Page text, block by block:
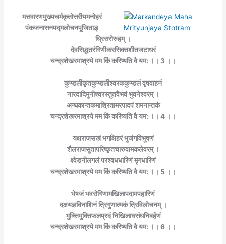
मत्तवारणमुख्यचर्मकृतोत्तरीयमनोहरं
पंकजनासनपद्मलोचनपूजिताड़्
घ्रिसरोरुहम् ।
देवसिद्धतरंगिणीकरसिक्तशीतजटाधरं
चन्द्रशेखरमाश्रये मम किं करिष्यति वै यम: ।। 3 ।।
कुण्डलीकृतकुण्डलीश्वरककुण्डलं वृषवाहनं
नारदादिमुनीश्वरस्तुतवैभवं भुवनेश्वरम् ।
अन्धकान्तकमाश्रितामरपादपं शमनान्तकं
चन्द्रशेखरमाश्रये मम किं करिष्यति वै यम: ।। 4 ।।
यक्षराजसखं भगक्षिहरं भुजंगविभूषणं
शैलराजसुतापरिष्कृतचारुवामकलेवरम् ।
क्ष्वेडनीलगलं परश्वधधारिणं मृगधारिणं
चन्द्रशेखरमाश्रये मम किं करिष्यति वै यम: ।। 5 ।।
भेषजं भवरोगिणामखिलापदामपहारिणं
दक्षयज्ञविनाशिनं त्रिगुणात्मकं त्रिविलोचनम् ।
भुक्तिमुक्तिफलप्रदं निखिलाघसंघनिबर्हणं
चन्द्रशेखरमाश्रये मम किं करिष्यति वै यम: ।। 6 ।।